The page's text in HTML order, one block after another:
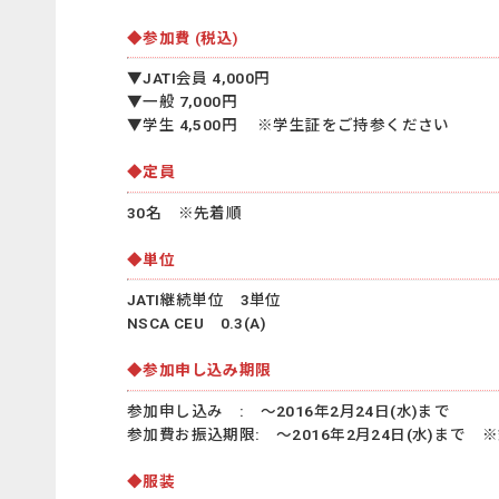
◆参加費 (税込)
▼JATI会員 4,000円
▼一般 7,000円
▼学生 4,500円 ※学生証をご持参ください
◆定員
30名 ※先着順
◆単位
JATI継続単位 3単位
NSCA CEU 0.3(A)
◆参加申し込み期限
参加申し込み : ～2016年2月24日(水)まで
参加費お振込期限: ～2016年2月24日(水)まで ※
◆服装